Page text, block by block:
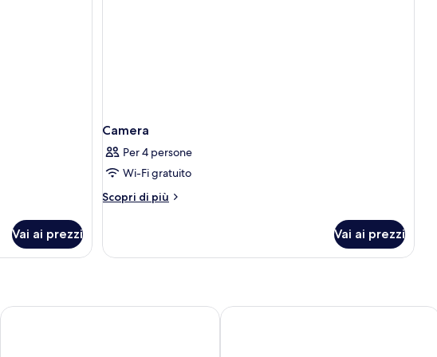
Vai ai prezzi
Camera
Per 4 persone
Wi-Fi gratuito
Scopri di più
Altri
Vai ai prezzi
Bedford Hotel & Congress Centre ibis Brussels City Centre